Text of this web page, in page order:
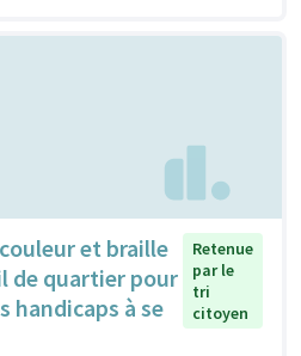
et braille
de quartier pour
handicaps à se
Retenue
par le
tri
citoyen